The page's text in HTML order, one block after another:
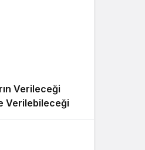
Verileceği
Verilebileceği